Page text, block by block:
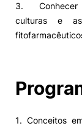
3. Conhecer
culturas e
1. Conceitos